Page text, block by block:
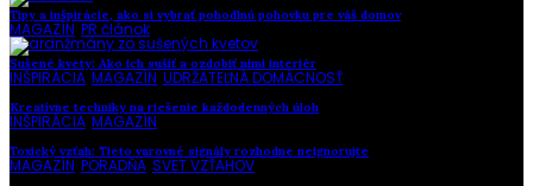
Tipy a inšpirácie, ako si vybrať pohodlnú pohovku pre váš domov
MAGAZÍN PR článok
Sušené kvety: Ako ich sušiť a ozdobiť nimi interiér
INŠPIRÁCIA MAGAZÍN UDRŽATEĽNÁ DOMÁCNOSŤ
Kreatívne techniky na riešenie každodenných úloh
INŠPIRÁCIA MAGAZÍN
Toxický vzťah: Tieto varovné signály rozhodne neignorujte
MAGAZÍN PORADŇA SVET VZŤAHOV